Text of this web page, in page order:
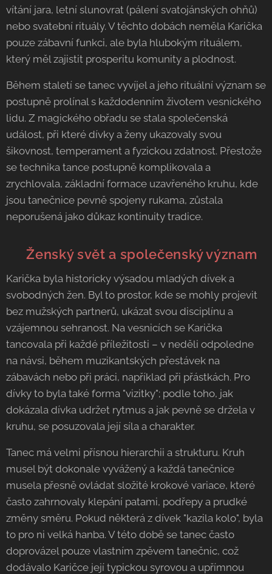
vítání jara, letní slunovrat (pálení svatojánských ohňů)
nebo svatební rituály. V těchto dobách neměla Karička
pouze zábavní funkci, ale byla hlubokým rituálem,
který měl zajistit prosperitu komunity a plodnost.
Během staletí se tanec vyvíjel a jeho rituální význam se
postupně prolínal s každodenním životem vesnického
lidu. Z magického obřadu se stala společenská
událost, při které dívky a ženy ukazovaly svou
šikovnost, temperament a fyzickou zdatnost. Přestože
se technika tance postupně komplikovala a
zrychlovala, základní formace uzavřeného kruhu, kde
jsou tanečnice pevně spojeny rukama, zůstala
neporušená jako důkaz kontinuity tradice.
🧺 Ženský svět a společenský význam
Karička byla historicky výsadou mladých dívek a
svobodných žen. Byl to prostor, kde se mohly projevit
bez mužských partnerů, ukázat svou disciplínu a
vzájemnou sehranost. Na vesnicích se Karička
tancovala při každé příležitosti – v neděli odpoledne
na návsi, během muzikantských přestávek na
zábavách nebo při práci, například při přástkách. Pro
dívky to byla také forma "vizitky"; podle toho, jak
dokázala dívka udržet rytmus a jak pevně se držela v
kruhu, se posuzovala její síla a charakter.
Tanec má velmi přísnou hierarchii a strukturu. Kruh
musel být dokonale vyvážený a každá tanečnice
musela přesně ovládat složité krokové variace, které
často zahrnovaly klepání patami, podřepy a prudké
změny směru. Pokud některá z dívek "kazila kolo", byla
to pro ni velká hanba. V této době se tanec často
doprovázel pouze vlastním zpěvem tanečnic, což
dodávalo Karičce její typickou syrovou a upřímnou